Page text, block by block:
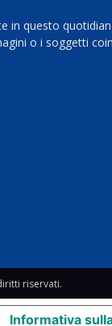
in questo
o i soggetti
riservati.
Informativa